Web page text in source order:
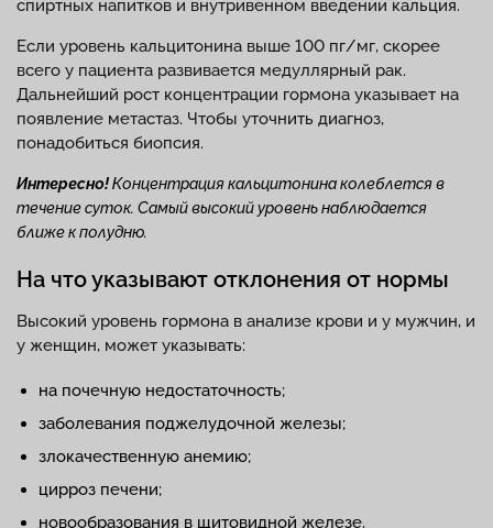
спиртных напитков и внутривенном введении кальция.
Если уровень кальцитонина выше 100 пг/мг, скорее
всего у пациента развивается медуллярный рак.
Дальнейший рост концентрации гормона указывает на
появление метастаз. Чтобы уточнить диагноз,
понадобиться биопсия.
Интересно!Концентрация кальцитонина колеблется в
течение суток. Самый высокий уровень наблюдается
ближе к полудню.
На что указывают отклонения от нормы
Высокий уровень гормона в анализе крови и у мужчин, и
у женщин, может указывать:
на почечную недостаточность;
заболевания поджелудочной железы;
злокачественную анемию;
цирроз печени;
новообразования в щитовидной железе.